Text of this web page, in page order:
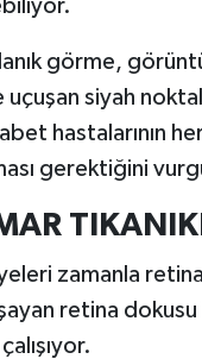
görme,
uçuşan siyah
hastalarının
gerektiğini
zamanla
retina